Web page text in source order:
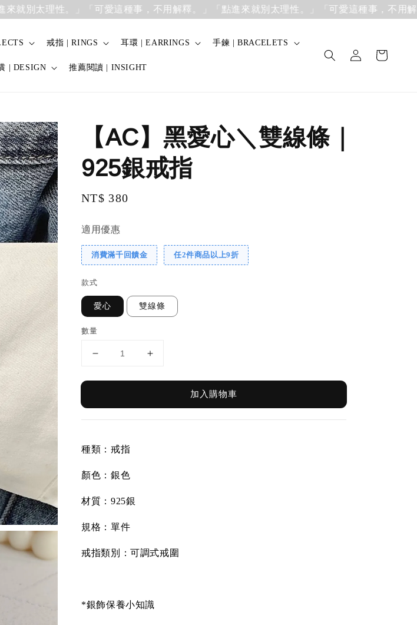
太理性。」「可愛這種事，不用解釋。」「點進來就別太理性。」「可愛這種事，不用解釋。
戒指 | RINGS 耳環 | EARRINGS 手鍊 | BRACELETS
| DESIGN 推薦閱讀 | INSIGHT
【AC】黑愛心＼雙線條｜
925銀戒指
Regular
NT$ 380
適用優惠
消費滿千回饋金 任2件商品以上9折
款式
愛心 雙線條
數量
加入購物車
種類：戒指
顏色：銀色
材質：925銀
規格：單件
戒指類別：可調式戒圍
*銀飾保養小知識